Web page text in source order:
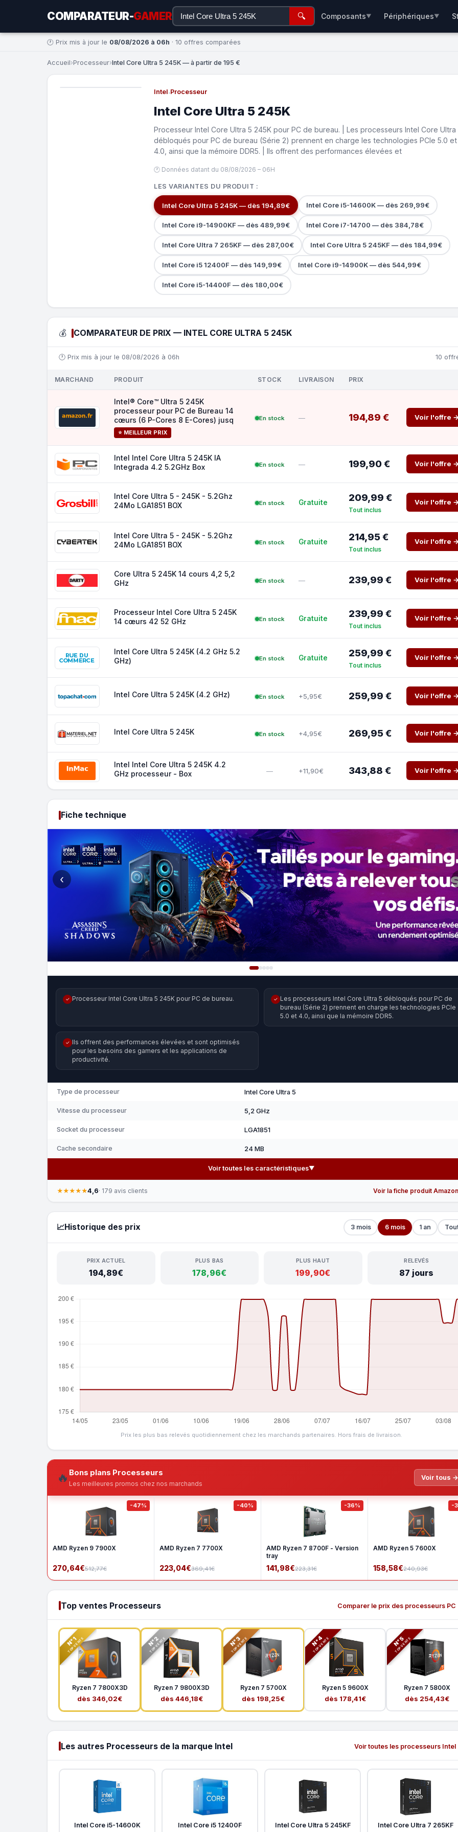
COMPARATEUR-GAMER 🔍 Composants▼ Périphériques▼
🕐 Prix mis à jour le 08/08/2026 à 06h · 10 offres comparées
Accueil›Processeur›Intel Core Ultra 5 245K — à partir de 195 €
Intel·Processeur
Intel Core Ultra 5 245K
Processeur Intel Core Ultra 5 245K pour PC de bureau. | Les processeurs Intel Core Ultra
débloqués pour PC de bureau (Série 2) prennent en charge les technologies PCIe 5.0 et
4.0, ainsi que la mémoire DDR5. | Ils offrent des performances élevées et
🕐 Données datant du 08/08/2026 – 06H
LES VARIANTES DU PRODUIT :
Intel Core Ultra 5 245K — dès 194,89€ Intel Core i5-14600K — dès 269,99€
Intel Core i9-14900KF — dès 489,99€ Intel Core i7-14700 — dès 384,78€
Intel Core Ultra 7 265KF — dès 287,00€ Intel Core Ultra 5 245KF — dès 184,99€
Intel Core i5 12400F — dès 149,99€ Intel Core i9-14900K — dès 544,99€
Intel Core i5-14400F — dès 180,00€
💰 COMPARATEUR DE PRIX — INTEL CORE ULTRA 5 245K
🕐 Prix mis à jour le 08/08/2026 à 06h 10
MARCHAND PRODUIT STOCK LIVRAISON PRIX
Intel® Core™ Ultra 5 245K
processeur pour PC de Bureau 14
cœurs (6 P-Cores 8 E-Cores) jusq
⭐ MEILLEUR PRIX
En stock — 194,89 € Voir l'offre →
Intel Intel Core Ultra 5 245K IA
Integrada 4.2 5.2GHz Box
En stock — 199,90 € Voir l'offre →
Intel Core Ultra 5 - 245K - 5.2Ghz
24Mo LGA1851 BOX
En stock Gratuite 209,99 €
Tout inclus
Voir l'offre →
Intel Core Ultra 5 - 245K - 5.2Ghz
24Mo LGA1851 BOX
En stock Gratuite 214,95 €
Tout inclus
Voir l'offre →
Core Ultra 5 245K 14 cours 4,2 5,2
GHz
En stock — 239,99 € Voir l'offre →
Processeur Intel Core Ultra 5 245K
14 cœurs 42 52 GHz
En stock Gratuite 239,99 €
Tout inclus
Voir l'offre →
Intel Core Ultra 5 245K (4.2 GHz 5.2
GHz)
En stock Gratuite 259,99 €
Tout inclus
Voir l'offre →
Intel Core Ultra 5 245K (4.2 GHz) En stock +5,95€ 259,99 € Voir l'offre →
Intel Core Ultra 5 245K En stock +4,95€ 269,95 € Voir l'offre →
Intel Intel Core Ultra 5 245K 4.2
GHz processeur - Box
— +11,90€ 343,88 € Voir l'offre →
Fiche technique
‹
✓ Processeur Intel Core Ultra 5 245K pour PC de bureau. ✓ Les processeurs Intel Core Ultra 5 débloqués pour PC de
bureau (Série 2) prennent en charge les technologies PCIe
5.0 et 4.0, ainsi que la mémoire DDR5.
✓ Ils offrent des performances élevées et sont optimisés
pour les besoins des gamers et les applications de
productivité.
Type de processeur Intel Core Ultra 5
Vitesse du processeur 5,2 GHz
Socket du processeur LGA1851
Cache secondaire 24 MB
Voir toutes les caractéristiques▼
★★★★★4,6· 179 avis clients Voir la fiche produit
📈Historique des prix 3 mois 6 mois 1 an
PRIX ACTUEL
194,89€
PLUS BAS
178,96€
PLUS HAUT
199,90€
RELEVÉS
87 jours
Prix les plus bas relevés quotidiennement chez les marchands partenaires. Hors frais de livraison.
🔥 Bons plans Processeurs
Les meilleures promos chez nos marchands
Voir tous →
-47%
AMD Ryzen 9 7900X
270,64€512,77€
-40%
AMD Ryzen 7 7700X
223,04€369,41€
-36%
AMD Ryzen 7 8700F - Version
tray
141,98€223,31€
-
AMD Ryzen 5 7600X
158,58€240,93€
Top ventes Processeurs Comparer le prix des processeurs
N°1
TOP VENTE
Ryzen 7 7800X3D
dès 346,02€
N°2
TOP VENTE
Ryzen 7 9800X3D
dès 446,18€
N°3
TOP VENTE
Ryzen 7 5700X
dès 198,25€
N°4
TOP VENTE
Ryzen 5 9600X
dès 178,41€
N°5
TOP VENTE
Ryzen 7 5800X
dès 254,43€
Les autres Processeurs de la marque Intel Voir toutes les processeurs
Intel Core i5-14600K Intel Core i5 12400F Intel Core Ultra 5 245KF Intel Core Ultra 7 265KF